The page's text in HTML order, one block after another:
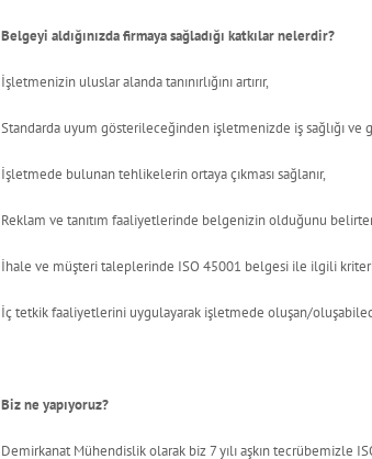
Belgeyi aldığınızda firmaya sağladığı katkılar nelerdir?
İşletmenizin uluslar alanda tanınırlığını artırır,
Standarda uyum gösterileceğinden işletmenizde iş sağlığı ve
İşletmede bulunan tehlikelerin ortaya çıkması sağlanır,
Reklam ve tanıtım faaliyetlerinde belgenizin olduğunu
İhale ve müşteri taleplerinde ISO 45001 belgesi ile ilgili
İç tetkik faaliyetlerini uygulayarak işletmede oluşan/
Biz ne yapıyoruz?
Demirkanat Mühendislik olarak biz 7 yılı aşkın tecrübemizle